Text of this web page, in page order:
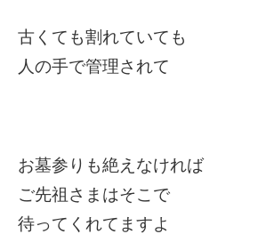
古くても割れていても
人の手で管理されて
お墓参りも絶えなければ
ご先祖さまはそこで
待ってくれてますよ